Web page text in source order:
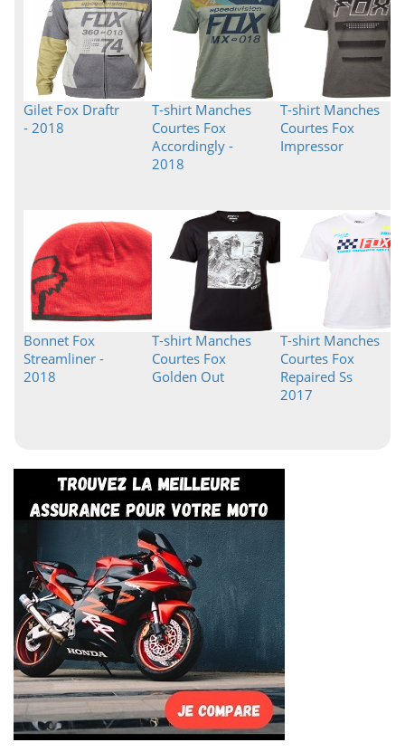
Gilet Fox Draftr
- 2018
T-shirt Manches
Courtes Fox
Accordingly -
2018
T-shirt Manches
Courtes Fox
Impressor
Bonnet Fox
Streamliner -
2018
T-shirt Manches
Courtes Fox
Golden Out
T-shirt Manches
Courtes Fox
Repaired Ss
2017